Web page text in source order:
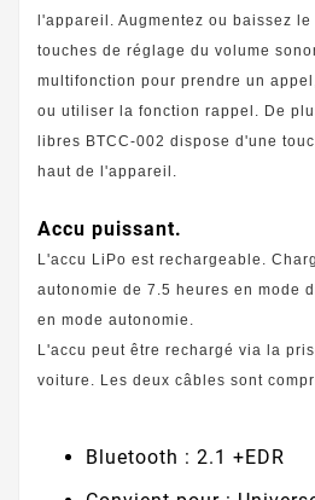
l'appareil. Augmentez ou baissez
touches de réglage du volume
multifonction pour prendre un
ou utiliser la fonction rappel. De
libres BTCC-002 dispose d'une
haut de l'appareil.
Accu puissant.
L'accu LiPo est rechargeable.
autonomie de 7.5 heures en mode
en mode autonomie.
L'accu peut être rechargé via la
voiture. Les deux câbles sont
Bluetooth : 2.1 +EDR